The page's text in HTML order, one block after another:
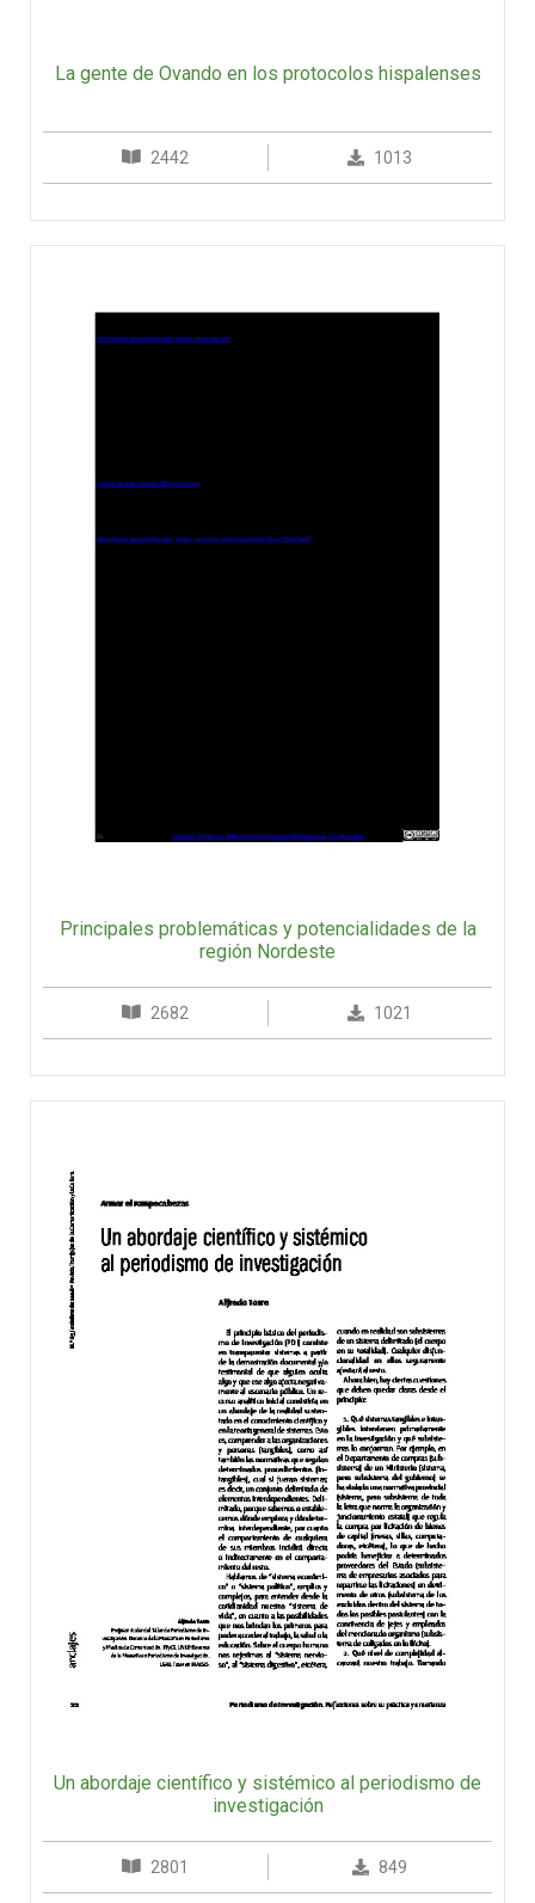
La gente de Ovando en los protocolos hispalenses
2442 1013
Principales problemáticas y potencialidades de la
región Nordeste
2682 1021
Un abordaje científico y sistémico al periodismo de
investigación
2801 849